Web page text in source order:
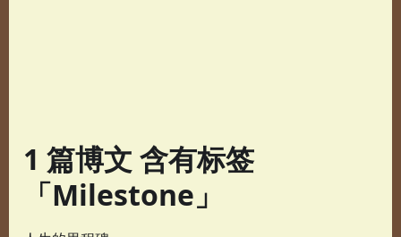
1 篇博文 含有标签
「Milestone」